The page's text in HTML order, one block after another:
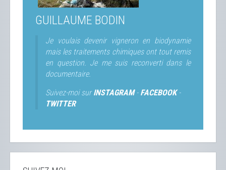
GUILLAUME BODIN
Je voulais devenir vigneron en biodynamie
mais les traitements chimiques ont tout remis
en question. Je me suis reconverti dans le
documentaire.
Suivez-moi surINSTAGRAM- FACEBOOK-
TWITTER